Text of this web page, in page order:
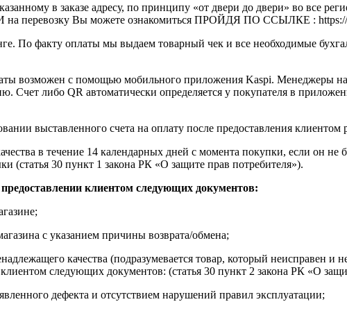
в заказе адресу, по принципу «от двери до двери» во все
перевозку Вы можете ознакомиться ПРОЙДЯ ПО ССЫЛКЕ : https://
По факту оплаты мы выдаем товарный чек и все необходимые
возможен с помощью мобильного приложения Kaspi. Менеджеры
Счет либо QR автоматически определяется у покупателя в
выставленного счета на оплату после предоставления клиентом
в течение 14 календарных дней с момента покупки, если он
(статья 30 пункт 1 закона РК «О защите прав потребителя»).
клиентом следующих документов:
с указанием причины возврата/обмена;
качества (подразумевается товар, который неисправен и
следующих документов: (статья 30 пункт 2 закона РК «О
дефекта и отсутствием нарушений правил эксплуатации;